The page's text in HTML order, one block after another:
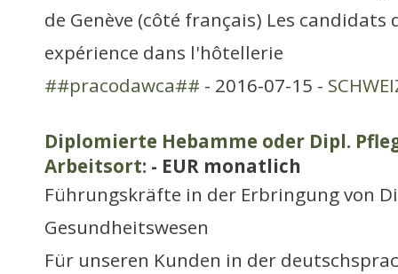
de Genève (côté français) Les
expérience dans l'hôtellerie
##pracodawca## - 2016-07-15 -
Diplomierte Hebamme oder Dipl.
Arbeitsort: - EUR monatlich
Führungskräfte in der Erbringung von
Gesundheitswesen
Für unseren Kunden in der